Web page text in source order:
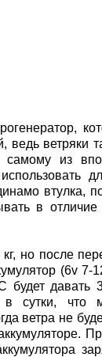
ветряки
из
втулка,
в отличие
но после
(6v
будет давать
сутки, что
ветра не